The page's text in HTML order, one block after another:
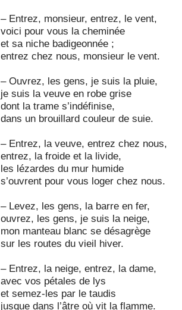
– Entrez, monsieur, entrez, le vent,
voici pour vous la cheminée
et sa niche badigeonnée ;
entrez chez nous, monsieur le vent.
– Ouvrez, les gens, je suis la pluie,
je suis la veuve en robe grise
dont la trame s’indéfinise,
dans un brouillard couleur de suie.
– Entrez, la veuve, entrez chez nous,
entrez, la froide et la livide,
les lézardes du mur humide
s’ouvrent pour vous loger chez nous.
– Levez, les gens, la barre en fer,
ouvrez, les gens, je suis la neige,
mon manteau blanc se désagrège
sur les routes du vieil hiver.
– Entrez, la neige, entrez, la dame,
avec vos pétales de lys
et semez-les par le taudis
jusque dans l’âtre où vit la flamme.